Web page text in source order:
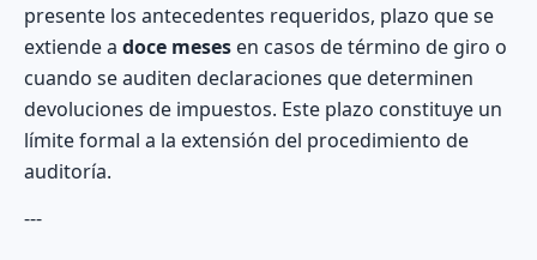
presente los antecedentes requeridos, plazo que se
extiende a doce meses en casos de término de giro o
cuando se auditen declaraciones que determinen
devoluciones de impuestos. Este plazo constituye un
límite formal a la extensión del procedimiento de
auditoría.
---